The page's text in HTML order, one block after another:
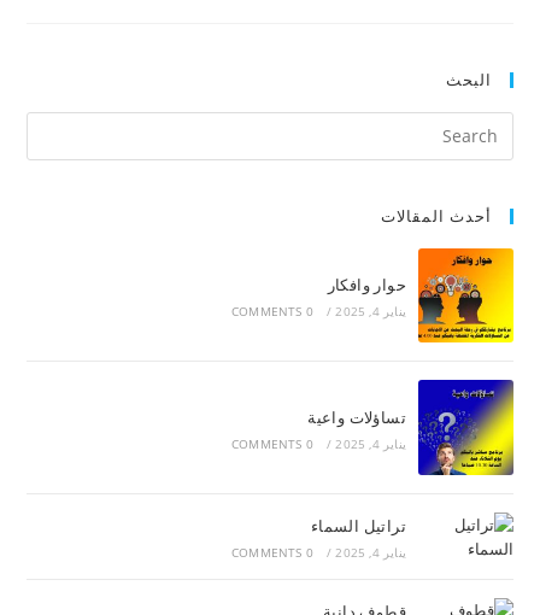
البحث
أحدث المقالات
حوار وافكار
يناير 4, 2025 /
0 COMMENTS
تساؤلات واعية
يناير 4, 2025 /
0 COMMENTS
تراتيل السماء
يناير 4, 2025 /
0 COMMENTS